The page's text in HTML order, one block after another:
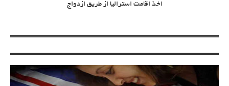
اخذ اقامت استرالیا از طریق ازدواج